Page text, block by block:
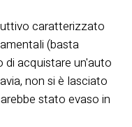
caratterizzato
(basta
di acquistare un'auto
non si è lasciato
stato evaso in